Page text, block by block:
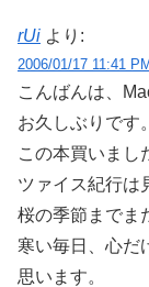
rUi より:
2006/01/17 11:41
こんばんは、
お久しぶりです。
この本買いまし
ツァイス紀行は
桜の季節までま
寒い毎日、心だ
思います。